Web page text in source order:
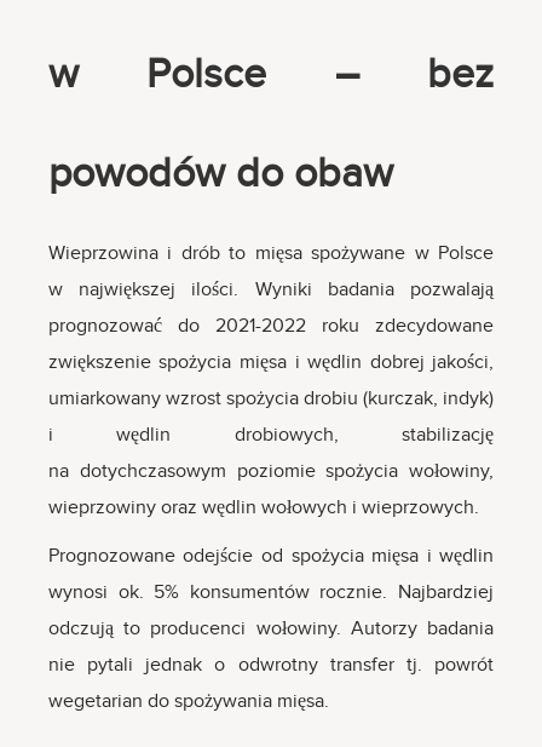
w Polsce – bez
powodów do obaw
Wieprzowina i drób to mięsa spożywane w Polsce
w największej ilości. Wyniki badania pozwalają
prognozować do 2021-2022 roku zdecydowane
zwiększenie spożycia mięsa i wędlin dobrej jakości,
umiarkowany wzrost spożycia drobiu (kurczak, indyk)
i wędlin drobiowych, stabilizację
na dotychczasowym poziomie spożycia wołowiny,
wieprzowiny oraz wędlin wołowych i wieprzowych.
Prognozowane odejście od spożycia mięsa i wędlin
wynosi ok. 5% konsumentów rocznie. Najbardziej
odczują to producenci wołowiny. Autorzy badania
nie pytali jednak o odwrotny transfer tj. powrót
wegetarian do spożywania mięsa.